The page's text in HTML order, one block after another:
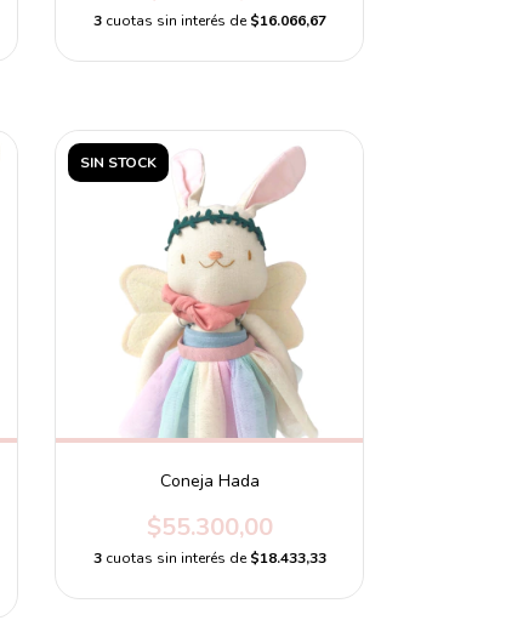
3 cuotas sin interés de$16.066,67
SIN STOCK
Coneja Hada
$55.300,00
3 cuotas sin interés de$18.433,33